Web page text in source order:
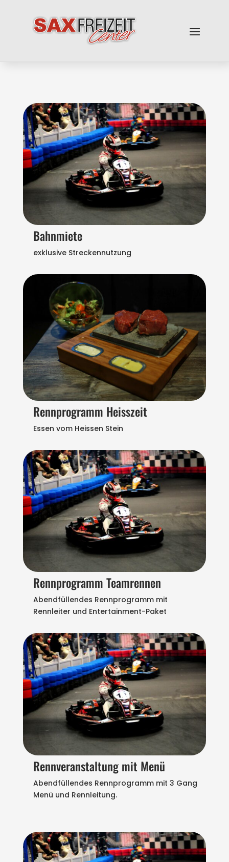
Bahnmiete
exklusive Streckennutzung
Rennprogramm Heisszeit
Essen vom Heissen Stein
Rennprogramm Teamrennen
Abendfüllendes Rennprogramm mit
Rennleiter und Entertainment-Paket
Rennveranstaltung mit Menü
Abendfüllendes Rennprogramm mit 3 Gang
Menü und Rennleitung.